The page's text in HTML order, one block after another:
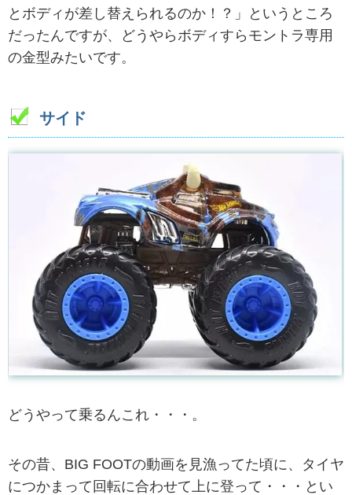
とボディが差し替えられるのか！？」というところ
だったんですが、どうやらボディすらモントラ専用
の金型みたいです。
サイド
どうやって乗るんこれ・・・。
その昔、BIG FOOTの動画を見漁ってた頃に、タイヤ
につかまって回転に合わせて上に登って・・・とい